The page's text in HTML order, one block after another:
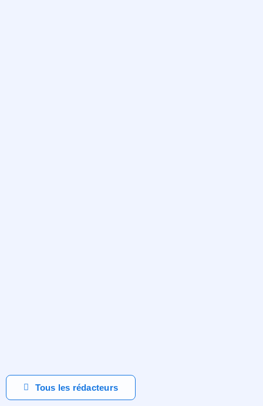
Tous les rédacteurs